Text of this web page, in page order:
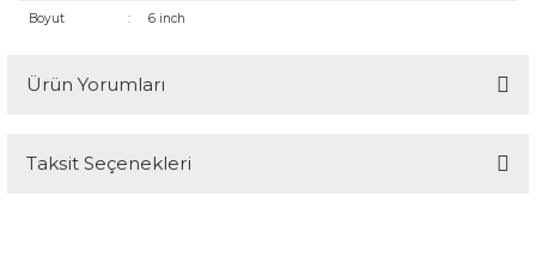
Boyut : 6 inch
Ürün Yorumları
Bu ürüne ilk yorumu siz yapın!
Taksit Seçenekleri